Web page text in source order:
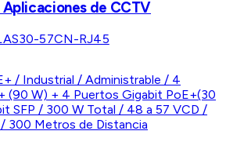
de CCTV
57CN-RJ45